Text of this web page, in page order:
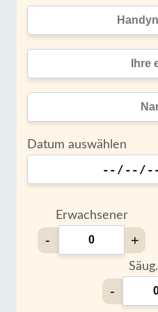
Datum auswählen
Erwachsener
- +
Säug.
-